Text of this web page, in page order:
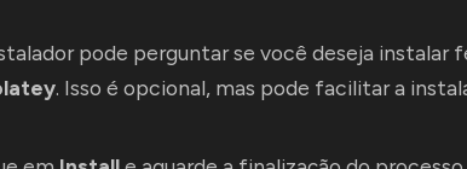
pode perguntar se você deseja instalar
. Isso é opcional, mas pode facilitar a